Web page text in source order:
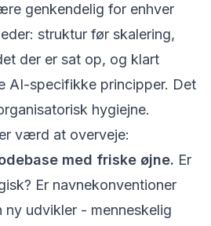
genkendelig for enhver
struktur før skalering,
der er sat op, og klart
AI-specifikke principper. Det
hygiejne.
værd at overveje:
med friske øjne. Er
Er navnekonventioner
ny udvikler - menneskelig